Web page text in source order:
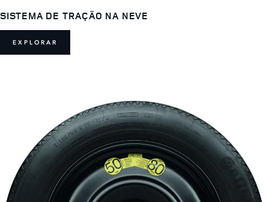
SISTEMA DE TRAÇÃO NA NEVE
EXPLORAR